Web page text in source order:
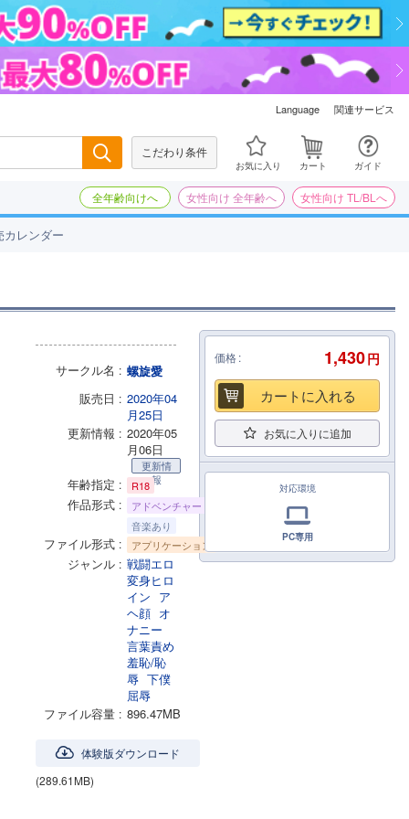
Language 関連サービス
こだわり条件
お気に入り カート ガイド
全年齢向けへ 女性向け 全年齢へ 女性向け TL/BLへ
カレンダー
サークル名
螺旋愛
販売日
2020年04
月25日
更新情報
2020年05
月06日
更新情
報
年齢指定 R18
作品形式
アドベンチャー
音楽あり
ファイル形式 アプリケーション
ジャンル
戦闘エロ
変身ヒロ
イン ア
ヘ顔 オ
ナニー
言葉責め
羞恥/恥
辱 下僕
屈辱
ファイル容量
896.47MB
体験版ダウンロード
(289.61MB)
価格 1,430円
カートに入れる
お気に入りに追加
対応環境
PC専用